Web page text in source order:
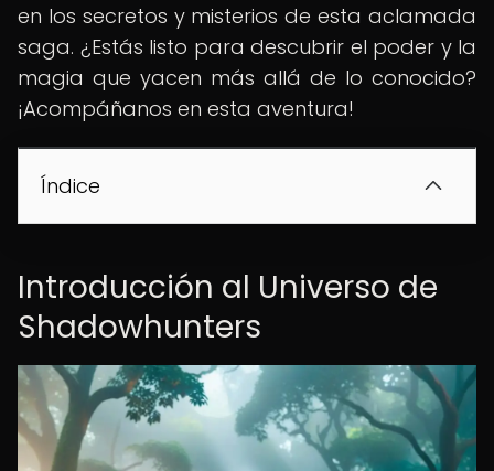
en los secretos y misterios de esta aclamada
saga. ¿Estás listo para descubrir el poder y la
magia que yacen más allá de lo conocido?
¡Acompáñanos en esta aventura!
Índice
Introducción al Universo de
Shadowhunters